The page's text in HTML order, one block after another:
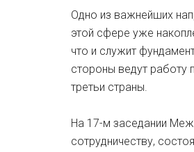
Одно из важнейших
этой сфере уже
что и служит
стороны ведут работу
третьи страны.
На 17-м заседании
сотрудничеству,